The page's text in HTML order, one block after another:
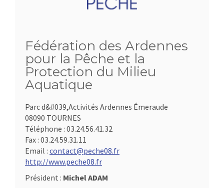
Fédération des Ardennes
pour la Pêche et la
Protection du Milieu
Aquatique
Parc d&#039,Activités Ardennes Émeraude
08090 TOURNES
Téléphone : 03.24.56.41.32
Fax : 03.24.59.31.11
Email : contact@peche08.fr
http://www.peche08.fr
Président : Michel ADAM